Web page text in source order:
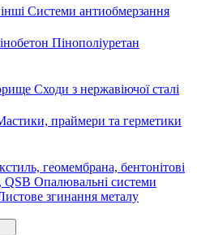
Системи антиобмерзання
Пінополіуретан
Сходи з нержавіючої сталі
праймери та герметики
геомембрана, бентонітові
QSB Опалювальні системи
згинання металу